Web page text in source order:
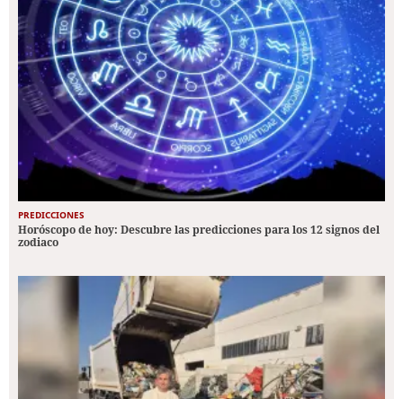
PREDICCIONES
Horóscopo de hoy: Descubre las predicciones para los 12 signos del
zodiaco